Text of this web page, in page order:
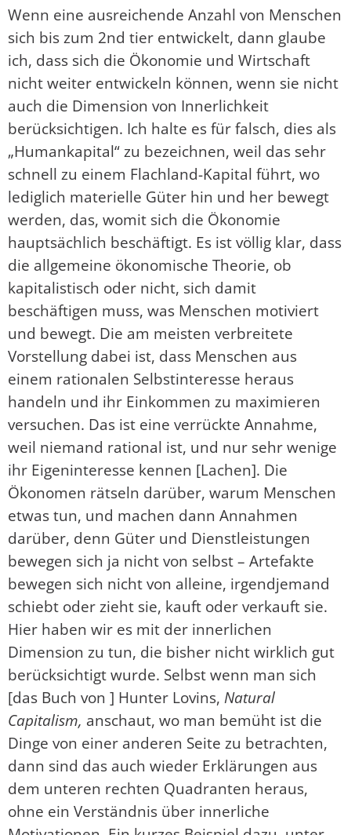
Wenn eine ausreichende Anzahl von Menschen
sich bis zum 2nd tier entwickelt, dann glaube
ich, dass sich die Ökonomie und Wirtschaft
nicht weiter entwickeln können, wenn sie nicht
auch die Dimension von Innerlichkeit
berücksichtigen. Ich halte es für falsch, dies als
„Humankapital“ zu bezeichnen, weil das sehr
schnell zu einem Flachland-Kapital führt, wo
lediglich materielle Güter hin und her bewegt
werden, das, womit sich die Ökonomie
hauptsächlich beschäftigt. Es ist völlig klar, dass
die allgemeine ökonomische Theorie, ob
kapitalistisch oder nicht, sich damit
beschäftigen muss, was Menschen motiviert
und bewegt. Die am meisten verbreitete
Vorstellung dabei ist, dass Menschen aus
einem rationalen Selbstinteresse heraus
handeln und ihr Einkommen zu maximieren
versuchen. Das ist eine verrückte Annahme,
weil niemand rational ist, und nur sehr wenige
ihr Eigeninteresse kennen [Lachen]. Die
Ökonomen rätseln darüber, warum Menschen
etwas tun, und machen dann Annahmen
darüber, denn Güter und Dienstleistungen
bewegen sich ja nicht von selbst – Artefakte
bewegen sich nicht von alleine, irgendjemand
schiebt oder zieht sie, kauft oder verkauft sie.
Hier haben wir es mit der innerlichen
Dimension zu tun, die bisher nicht wirklich gut
berücksichtigt wurde. Selbst wenn man sich
[das Buch von ] Hunter Lovins, Natural
Capitalism, anschaut, wo man bemüht ist die
Dinge von einer anderen Seite zu betrachten,
dann sind das auch wieder Erklärungen aus
dem unteren rechten Quadranten heraus,
ohne ein Verständnis über innerliche